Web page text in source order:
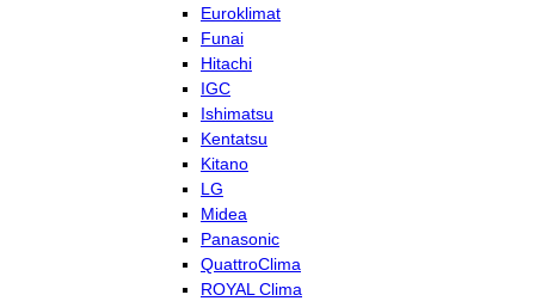
Euroklimat
Funai
Hitachi
IGC
Ishimatsu
Kentatsu
Kitano
LG
Midea
Panasonic
QuattroClima
ROYAL Clima